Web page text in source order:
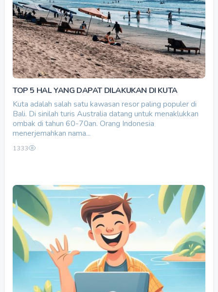
TOP 5 HAL YANG DAPAT DILAKUKAN DI KUTA
Kuta adalah salah satu kawasan resor paling populer di
Bali. Di sinilah turis Australia datang untuk menaklukkan
ombak di tahun 60-70an. Orang Indonesia
menerjemahkan nama...
1333